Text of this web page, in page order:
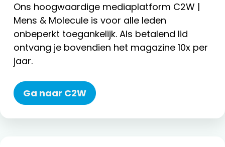
Ons hoogwaardige mediaplatform C2W |
Mens & Molecule is voor alle leden
onbeperkt toegankelijk. Als betalend lid
ontvang je bovendien het magazine 10x per
jaar.
Ga naar C2W